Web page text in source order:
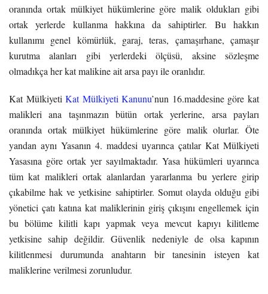
oranında ortak mülkiyet hükümlerine göre malik oldukları gibi
ortak yerlerde kullanma hakkına da sahiptirler. Bu hakkın
kullanımı genel kömürlük, garaj, teras, çamaşırhane, çamaşır
kurutma alanları gibi yerlerdeki ölçüsü, aksine sözleşme
olmadıkça her kat malikine ait arsa payı ile oranlıdır.
Kat MülkiyetiKat Mülkiyeti Kanunu’nun 16.maddesine göre kat
malikleri ana taşınmazın bütün ortak yerlerine, arsa payları
oranında ortak mülkiyet hükümlerine göre malik olurlar. Öte
yandan aynı Yasanın 4. maddesi uyarınca çatılar Kat Mülkiyeti
Yasasına göre ortak yer sayılmaktadır. Yasa hükümleri uyarınca
tüm kat malikleri ortak alanlardan yararlanma bu yerlere girip
çıkabilme hak ve yetkisine sahiptirler. Somut olayda olduğu gibi
yönetici çatı katına kat maliklerinin giriş çıkışını engellemek için
bu bölüme kilitli kapı yapmak veya mevcut kapıyı kilitleme
yetkisine sahip değildir. Güvenlik nedeniyle de olsa kapının
kilitlenmesi durumunda anahtarın bir tanesinin isteyen kat
maliklerine verilmesi zorunludur.